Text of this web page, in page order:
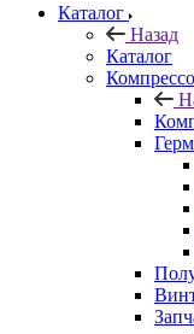
Каталог
Назад
Каталог